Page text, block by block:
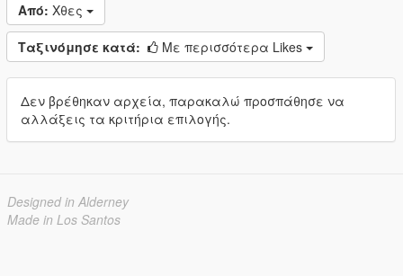
Από: Χθες
Ταξινόμησε κατά: Με περισσότερα Likes
Δεν βρέθηκαν αρχεία, παρακαλώ προσπάθησε να
αλλάξεις τα κριτήρια επιλογής.
Designed in Alderney
Made in Los Santos